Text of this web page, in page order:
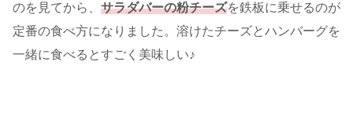
のを見てから、 サラダバーの粉チーズを鉄板に乗せるのが
定番の食べ方になりました。溶けたチーズとハンバーグを
一緒に食べるとすごく美味しい♪